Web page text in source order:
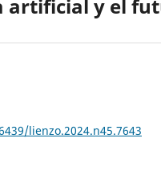
artificial y el
lienzo.2024.n45.7643